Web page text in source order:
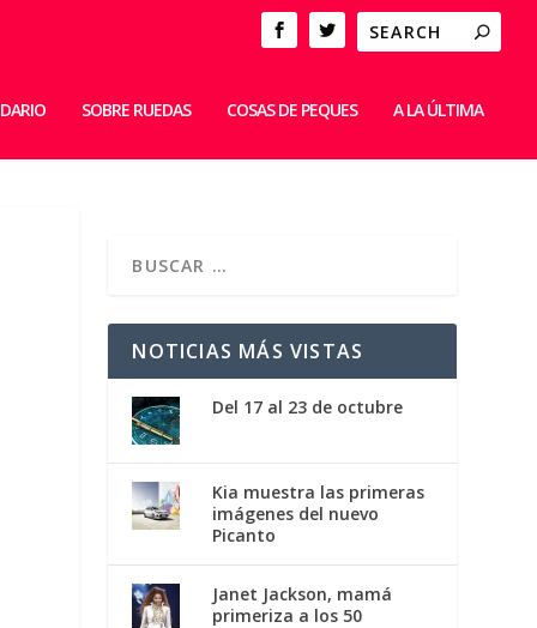
SOBRE RUEDAS COSAS DE PEQUES A LA ÚLTIMA
NOTICIAS MÁS VISTAS
Del 17 al 23 de octubre
Kia muestra las primeras
imágenes del nuevo
Picanto
Janet Jackson, mamá
primeriza a los 50